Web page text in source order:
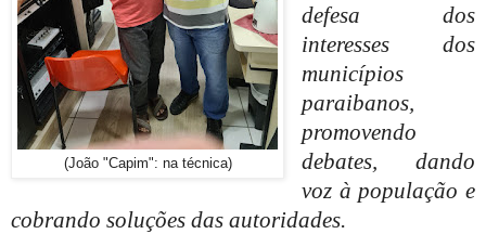
(João "Capim": na técnica)
defesa dos
interesses dos
municípios
paraibanos,
promovendo
debates, dando
voz à população e
cobrando soluções das autoridades.